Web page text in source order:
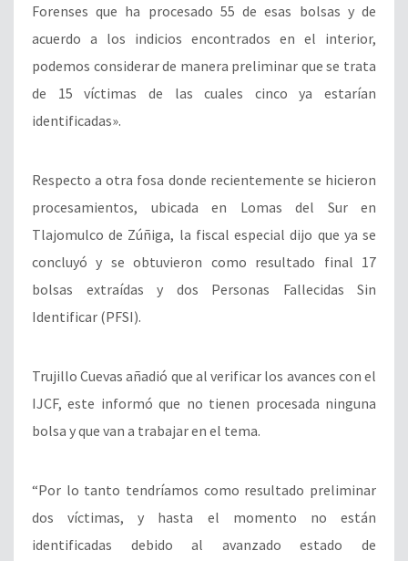
Forenses que ha procesado 55 de esas bolsas y de
acuerdo a los indicios encontrados en el interior,
podemos considerar de manera preliminar que se trata
de 15 víctimas de las cuales cinco ya estarían
identificadas».
Respecto a otra fosa donde recientemente se hicieron
procesamientos, ubicada en Lomas del Sur en
Tlajomulco de Zúñiga, la fiscal especial dijo que ya se
concluyó y se obtuvieron como resultado final 17
bolsas extraídas y dos Personas Fallecidas Sin
Identificar (PFSI).
Trujillo Cuevas añadió que al verificar los avances con el
IJCF, este informó que no tienen procesada ninguna
bolsa y que van a trabajar en el tema.
“Por lo tanto tendríamos como resultado preliminar
dos víctimas, y hasta el momento no están
identificadas debido al avanzado estado de